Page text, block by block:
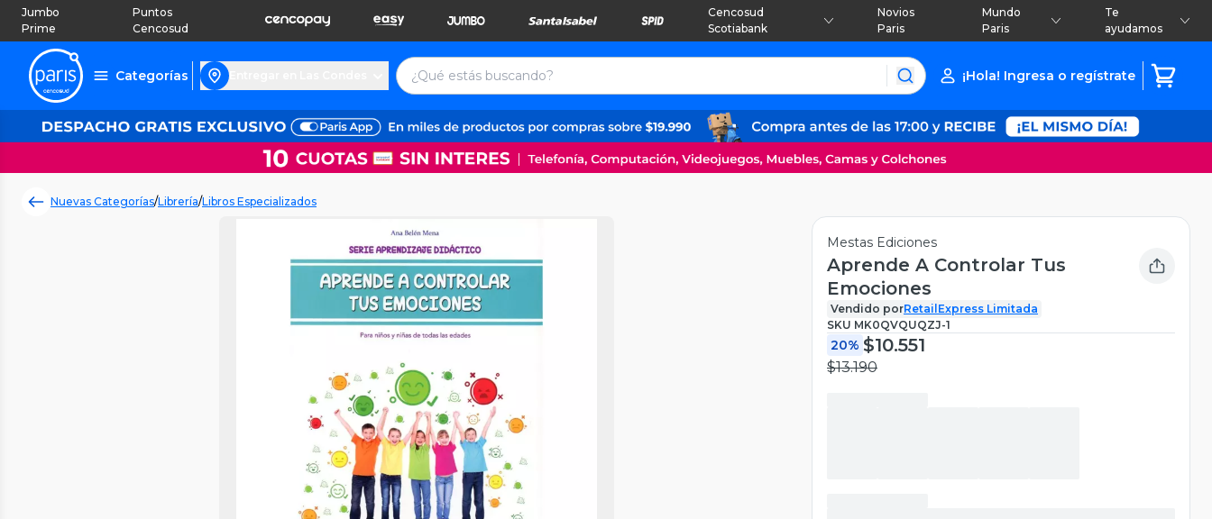
Jumbo
Prime
Puntos
Cencosud
Cencosud
Scotiabank
Novios
Paris
Mundo
Paris
Te
ayudamos
Categorías ¡Hola! Ingresa o regístrate
Nuevas Categorías/Librería/Libros Especializados
Mestas Ediciones
Aprende A Controlar Tus
Emociones
Vendido porRetailExpress Limitada
SKU MK0QVQUQZJ-1
20% $10.551
$13.190